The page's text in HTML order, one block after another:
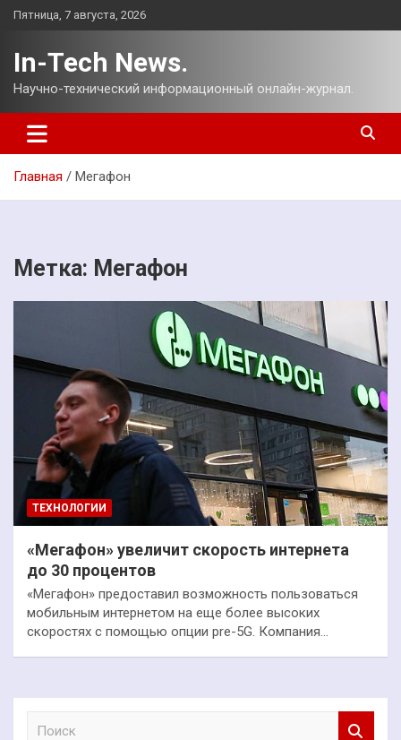
Перейти
Пятница, 7 августа, 2026
In-Tech News.
Научно-технический информационный онлайн-журнал.
Главная Мегафон
Метка: Мегафон
ТЕХНОЛОГИИ
«Мегафон» увеличит скорость интернета
до 30 процентов
«Мегафон» предоставил возможность пользоваться
мобильным интернетом на еще более высоких
скоростях с помощью опции pre-5G. Компания…